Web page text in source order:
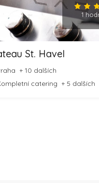
1
St. Havel
+ 10 dalších
catering + 5 dalších